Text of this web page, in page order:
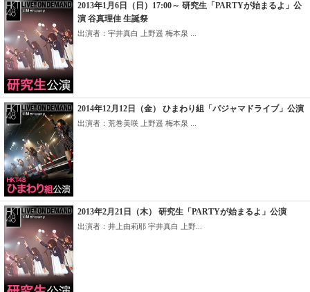
2013年1月6日（日）17:00～ 研究生「PARTYが始まるよ」公
演 谷真理佳 生誕祭
出演者：宇井真白 上野遥 梅本泉 ...
2014年12月12日（金） ひまわり組「パジャマドライブ」公演
出演者：荒巻美咲 上野遥 梅本泉 ...
2013年2月21日（木） 研究生「PARTYが始まるよ」公演
出演者：井上由莉耶 宇井真白 上野...